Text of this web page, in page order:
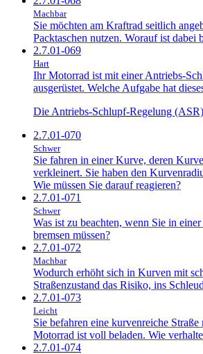
Machbar
Sie möchten am Kraftrad seitlich
Packtaschen nutzen. Worauf ist dabei
2.7.01-069
Hart
Ihr Motorrad ist mit einer Antriebs-
ausgerüstet. Welche Aufgabe hat
Die Antriebs-Schlupf-Regelung
2.7.01-070
Schwer
Sie fahren in einer Kurve, deren
verkleinert. Sie haben den
Wie müssen Sie darauf reagieren?
2.7.01-071
Schwer
Was ist zu beachten, wenn Sie in
bremsen müssen?
2.7.01-072
Machbar
Wodurch erhöht sich in Kurven mit
Straßenzustand das Risiko, ins
2.7.01-073
Leicht
Sie befahren eine kurvenreiche
Motorrad ist voll beladen. Wie
2.7.01-074